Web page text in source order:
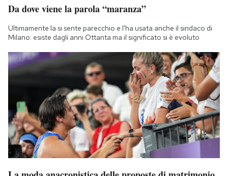
Da dove viene la parola “maranza”
Ultimamente la si sente parecchio e l'ha usata anche il sindaco di
Milano: esiste dagli anni Ottanta ma il significato si è evoluto